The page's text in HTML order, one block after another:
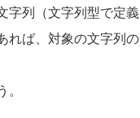
字列（文字列型で定義
れば、対象の文字列の